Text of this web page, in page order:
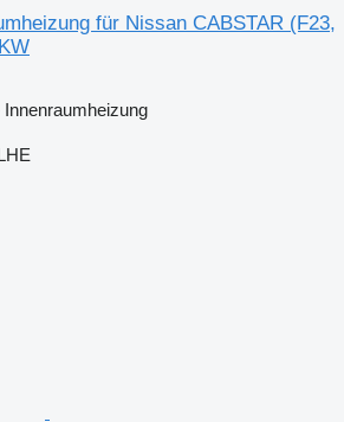
für Nissan CABSTAR (F23,